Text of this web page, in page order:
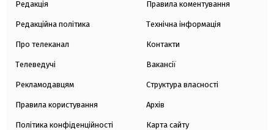
Редакція
Редакційна політика
Про телеканал
Телеведучі
Рекламодавцям
Правила користування
Політика конфіденційності
Правила коментування
Технічна інформація
Контакти
Вакансії
Структура власності
Архів
Карта сайту